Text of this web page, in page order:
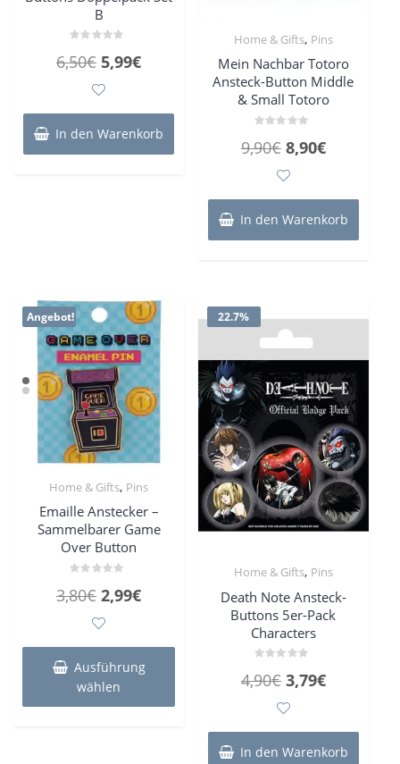
B
mit
6,50€ Ursprünglicher
Preis
war:
6,50€
5,99€Aktueller
ist:
5,99€.
In den Warenkorb
Home & Gifts, Pins
Mein Nachbar Totoro
Ansteck-Button Middle
& Small Totoro
mit
9,90€ Ursprünglicher
Preis
war:
9,90€
8,90€Aktueller
ist:
8,90€.
In den Warenkorb
Angebot!
Home & Gifts, Pins
Emaille Anstecker –
Sammelbarer Game
Over Button
mit
3,80€ Ursprünglicher
Preis
war:
3,80€
2,99€Aktueller
ist:
2,99€.
Ausführung
wählen
22.7%
Home & Gifts, Pins
Death Note Ansteck-
Buttons 5er-Pack
Characters
mit
4,90€ Ursprünglicher
Preis
war:
4,90€
3,79€Aktueller
ist:
3,79€.
In den Warenkorb